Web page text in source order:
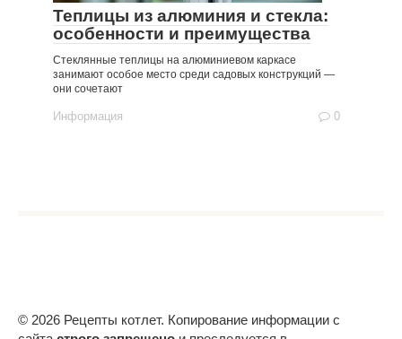
Теплицы из алюминия и стекла:
особенности и преимущества
Стеклянные теплицы на алюминиевом каркасе
занимают особое место среди садовых конструкций —
они сочетают
Информация 0
© 2026 Рецепты котлет. Копирование информации с